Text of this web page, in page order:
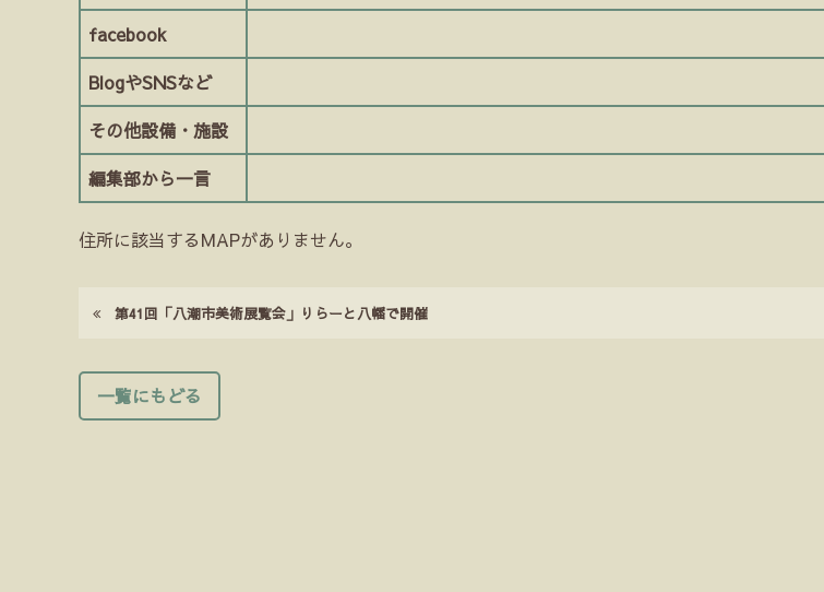
facebook
BlogやSNSなど
その他設備・施設
編集部から一言
住所に該当するMAPがありません。
第41回「八潮市美術展覧会」りらーと八幡で開催
一覧にもどる